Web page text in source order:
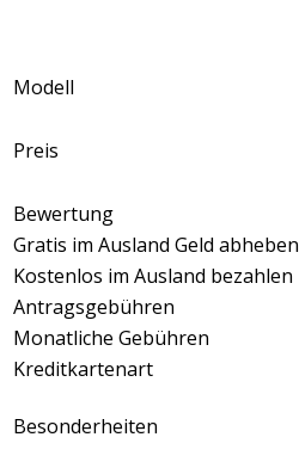
Modell
Preis
Bewertung
Gratis im Ausland Geld abheben
Kostenlos im Ausland bezahlen
Antragsgebühren
Monatliche Gebühren
Kreditkartenart
Besonderheiten